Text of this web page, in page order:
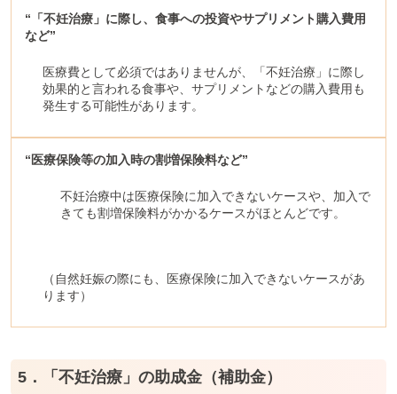
“「不妊治療」に際し、食事への投資やサプリメント購入費用
など”
医療費として必須ではありませんが、「不妊治療」に際し
効果的と言われる食事や、サプリメントなどの購入費用も
発生する可能性があります。
“医療保険等の加入時の割増保険料など”
不妊治療中は医療保険に加入できないケースや、加入で
きても割増保険料がかかるケースがほとんどです。
（自然妊娠の際にも、医療保険に加入できないケースがあ
ります）
5．「不妊治療」の助成金（補助金）